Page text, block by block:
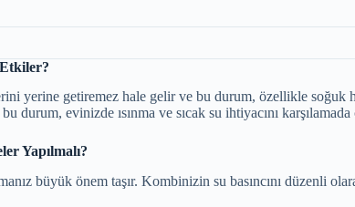
yerine getiremez hale gelir ve bu durum, özellikle soğuk
durum, evinizde ısınma ve sıcak su ihtiyacını
Yapılmalı?
büyük önem taşır. Kombinizin su basıncını düzenli